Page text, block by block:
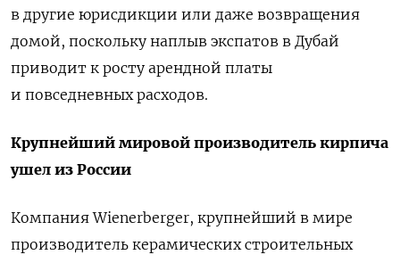
в другие юрисдикции или даже возвращения
домой, поскольку наплыв экспатов в Дубай
приводит к росту арендной платы
и повседневных расходов.
Крупнейший мировой производитель кирпича
ушел из России
Компания Wienerberger, крупнейший в мире
производитель керамических строительных